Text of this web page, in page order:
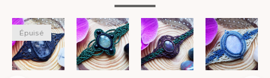
Épuisé